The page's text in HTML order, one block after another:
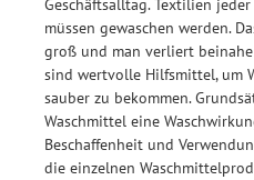
müssen gewaschen werden.
groß und man verliert
sind wertvolle Hilfsmittel, um
sauber zu bekommen.
Waschmittel eine
Beschaffenheit und
die einzelnen